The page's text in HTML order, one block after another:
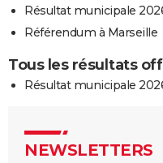
Résultat municipale
Référendum à Marseille
Tous les résultats
Résultat municipale
NEWSLETTERS